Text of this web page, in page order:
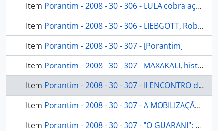
Item Porantim - 2008 - 30 - 306 - LULA cobra ação integrada de ministros para atender reinvindicações indígenas [Porantim]
Item Porantim - 2008 - 30 - 306 - LIEBGOTT, Roberto Antonio. O governo Lula e as notícias da mídia sobre os povos indígenas [Porantim]
Item Porantim - 2008 - 30 - 307 - [Porantim]
Item Porantim - 2008 - 30 - 307 - MAXAKALI, história de resistência no Vale do Mucuri: apesar de terem sido expulsos de seus territórios tradicionais por invasores, povo mantêm rituais sagrados [Porantim]
Item Porantim - 2008 - 30 - 307 - II ENCONTRO de mulheres Pataxó reafirma luta pela demarcação do Monte Pascoal [Porantim]
Item Porantim - 2008 - 30 - 307 - A MOBILIZAÇÃO da mentira: forças antiindigenas se articulam para impedir a implementação dos GTs [Porantim]
Item Porantim - 2008 - 30 - 307 - "O GUARANI": a longa distância entre o romance e a vida real [Porantim]